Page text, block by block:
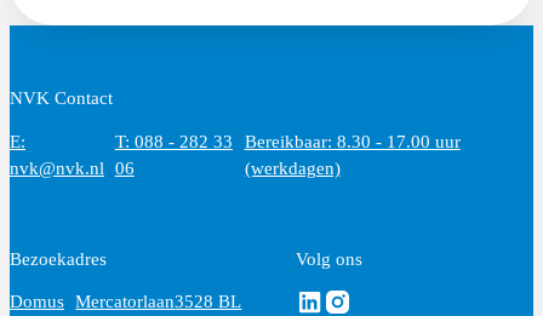
NVK Contact
E:
nvk@nvk.nl
T: 088 - 282 33
06
Bereikbaar: 8.30 - 17.00 uur
(werkdagen)
Bezoekadres
Domus Mercatorlaan3528 BL
Volg ons
Volg ons via Linkedin
Volg ons via Instagram